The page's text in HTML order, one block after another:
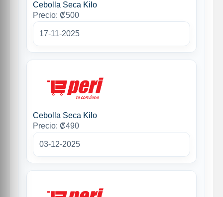
Cebolla Seca Kilo
Precio: ₡500
17-11-2025
Cebolla Seca Kilo
Precio: ₡490
03-12-2025